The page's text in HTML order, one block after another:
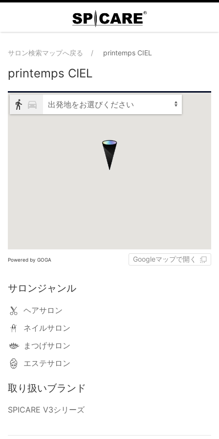
サロン検索マップへ戻る printemps CIEL
printemps CIEL
出発地をお選びください
Powered by GOGA Googleマップで開く
サロンジャンル
ヘアサロン
ネイルサロン
まつげサロン
エステサロン
取り扱いブランド
SPICARE V3シリーズ